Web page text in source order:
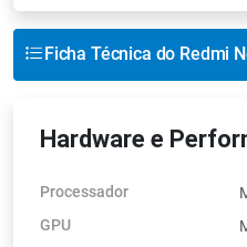
Ficha Técnica do Redmi
Hardware e
Processador
GPU